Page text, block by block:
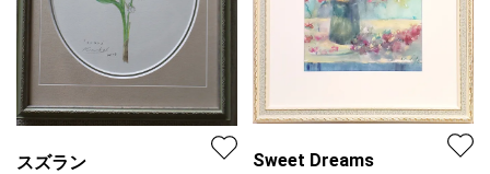
スズラン Sweet Dreams